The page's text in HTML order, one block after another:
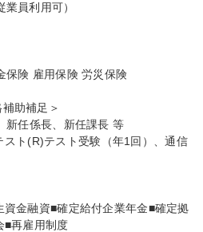
員利用可）
保険 雇用保険 労災保険
助補足＞
新任係長、新任課長 等
ト(R)テスト受験（年1回）、通信
金融資■確定給付企業年金■確定拠
■再雇用制度